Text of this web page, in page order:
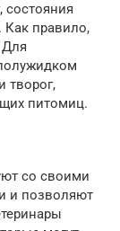
состояния
Как правило,
творог,
питомиц.
со своими
и позволяют